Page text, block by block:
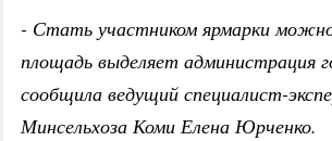
- Стать участником ярмарки
площадь выделяет администрация
сообщила ведущий специалист-
Минсельхоза Коми Елена Юрченко.